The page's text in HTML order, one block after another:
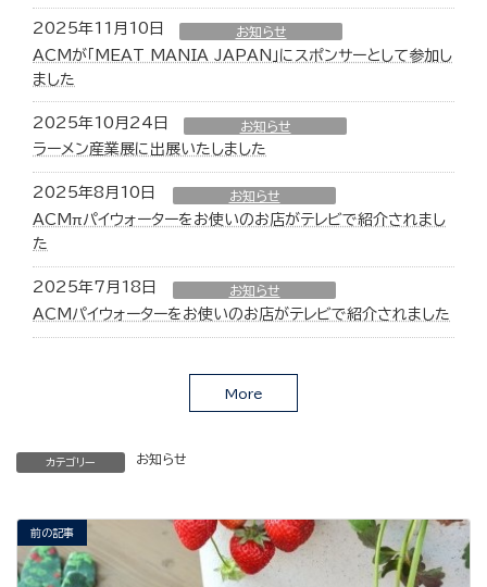
2025年11月10日 お知らせ
ACMが「MEAT MANIA JAPAN」にスポンサーとして参加し
ました
2025年10月24日 お知らせ
ラーメン産業展に出展いたしました
2025年8月10日 お知らせ
ACMπパイウォーターをお使いのお店がテレビで紹介されまし
た
2025年7月18日 お知らせ
ACMパイウォーターをお使いのお店がテレビで紹介されました
More
カテゴリー お知らせ
前の記事